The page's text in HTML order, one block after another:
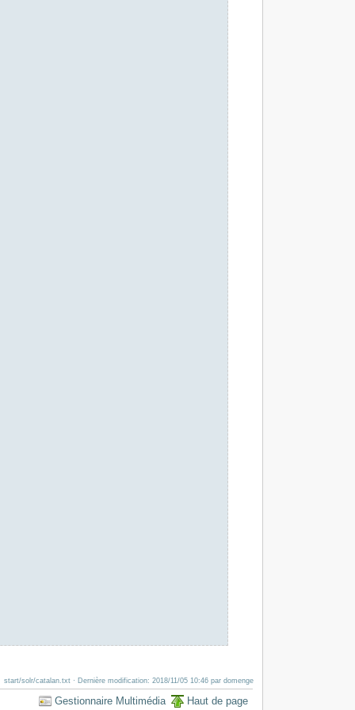
start/solr/catalan.txt· Dernière modification: 2018/11/05 10:46 par domenge
Gestionnaire Multimédia Haut de page